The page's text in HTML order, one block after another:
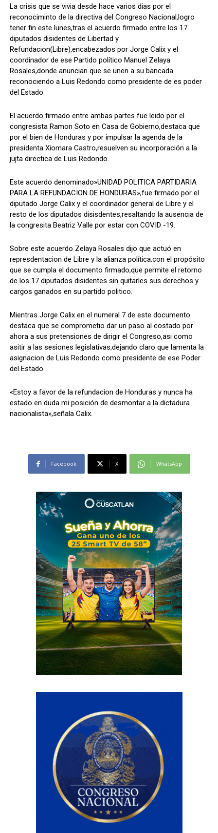
Comparta
Facebook
Síganos
Comparta
Facebook
Síganos
La crisis que se vivia desde hace varios dias por el
reconociminto de la directiva del Congreso Nacional,logro
tener fin este lunes,tras el acuerdo firmado entre los 17
diputados disidentes de Libertad y
Refundacion(Libre),encabezados por Jorge Calix y el
coordinador de ese Partido político Manuel Zelaya
Rosales,donde anuncian que se unen a su bancada
reconociendo a Luis Redondo como presidente de es poder
del Estado.
El acuerdo firmado entre ambas partes fue leido por el
congresista Ramon Soto en Casa de Gobierno,destaca que
por el bien de Honduras y por impulsar la agenda de la
presidenta Xiomara Castro,resuelven su incorporación a la
jujta directica de Luis Redondo.
Este acuerdo denominado»UNIDAD POLITICA PARTIDARIA
PARA LA REFUNDACION DE HONDURAS»,fue firmado por el
diputado Jorge Calix y el coordinador general de Libre y el
resto de los diputados disisdentes,resaltando la ausencia de
la congresita Beatriz Valle por estar con COVID -19.
Sobre este acuerdo Zelaya Rosales dijo que actuó en
represdentacion de Libre y la alianza política.con el propósito
que se cumpla el documento firmado,que permite el retorno
de los 17 diputados disidentes sin quitarles sus derechos y
cargos ganados en su partido politico.
Mientras Jorge Calix en el numeral 7 de este documento
destaca que se comprometio dar un paso al costado por
ahora a sus pretensiones de dirigir el Congreso,asi como
asitir a las sesiones legislativas,dejando claro que lamenta la
asignacion de Luis Redondo como presidente de ese Poder
del Estado.
«Estoy a favor de la refundacion de Honduras y nunca ha
estado en duda mi posición de desmontar a la dictadura
nacionalista»,señala Calix.
Facebook X WhatsApp